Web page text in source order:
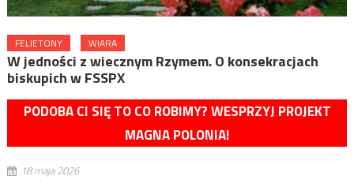
FELIETONY WIARA
W jedności z wiecznym Rzymem. O konsekracjach
biskupich w FSSPX
PODOBA CI SIĘ TO CO ROBIMY? WESPRZYJ PROJEKT
MAGNA POLONIA!
18 maja 2026